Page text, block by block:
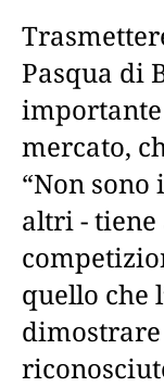
Pasqua di
mercato,
“Non
altri - tiene
quello che
dimostrare